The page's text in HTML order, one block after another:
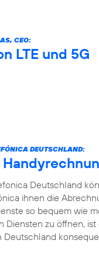
CEO:
LTE und 5G
DEUTSCHLAND:
Deutschland
ihnen die
so bequem wie
Diensten zu öffnen,
Deutschland